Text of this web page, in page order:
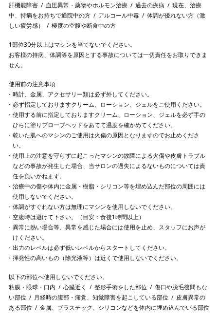
肝機能障害
血圧異常・薬物やホルモン治療 過去の疾病
現在、治療
中、持病をお持ちで通院中の方
アルコール中毒
体調が優れない方（激
しい疲労感）
極度の空腹や断食中の方
1部位30分以上はマシンを当てないでください。
お客様の持病、体調等を原因とする事故については一切責任をお取りできま
せん。
使用前の注意事項
時計、金属、アクセサリー類は必ず外してください。
必ず指定しておりますクリーム、ローション、ジェルをご使用ください。
使用する前に指定しておりますクリーム、ローション、ジェルを必ず手の
ひらに塗りプローブヘッドをあてて温度を確かめてください。
乾いた肌へのマシンのご使用は火傷の原因となりますのでお止めくださ
い。
使用上の注意を守らずに起こったマシンの故障による火傷や皮膚トラブル
などの事故が発生した場合、当サロンの過失によるないものについては責
任を負いかねます。
治療中の傷や体内に金属・樹脂・シリコン等を埋め込んだ部位の周囲には
使用しないでください。
体調がすぐれない方は無理にマシンを使用しないでください。
空腹時は避けて下さい。（目安：食後1時間以上）
異常に熱い場合等、異常を感じた場合には使用を止め、スタッフにお声が
けください。
出力のレベルは必ず低いレベルからスタートしてください。
揮発性の高いもの（除光液等）は近くで使用しないでください。
以下の部位へ使用しないでください。
粘膜・眼球・口内
心臓近く 整形手術をした部位
傷口や脱毛後間もな
い部位
月経時の腹部・痛覚、知覚障害を起こしている部位
皮膚異常の
ある部位
金属、プラスチック、シリコンなどを体内に埋め込んでいる部位